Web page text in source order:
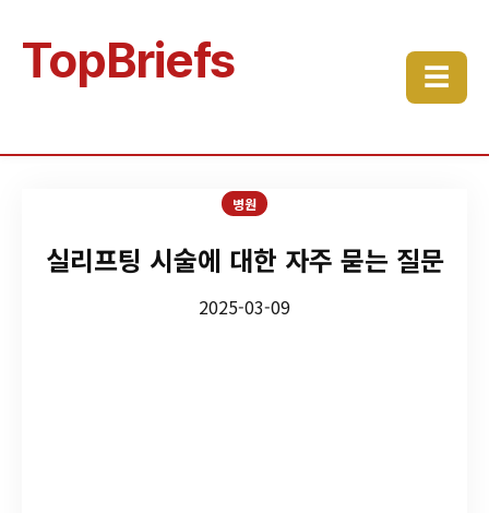
TopBriefs ☰
병원
실리프팅 시술에 대한 자주 묻는 질문
2025-03-09